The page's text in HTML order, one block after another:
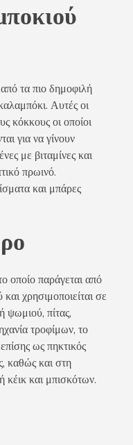
τα πιο δημοφιλή
Αυτές οι
κόκκους οι οποίοι
για να γίνουν
με βιταμίνες και
πρωινό.
και μπάρες
οποίο παράγεται από
χρησιμοποιείται σε
ψωμιού, πίτας,
τροφίμων, το
ως πηκτικός
καθώς και στη
κέικ και μπισκότων.